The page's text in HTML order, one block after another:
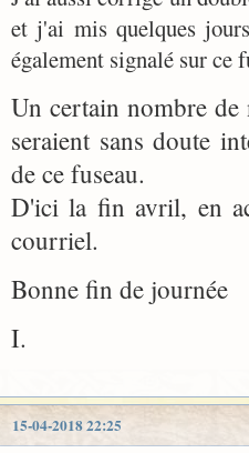
et j'ai mis quelques
également signalé sur ce
Un certain nombre
seraient sans doute
de ce fuseau.
D'ici la fin avril, en
courriel.
Bonne fin de journée
I.
15-04-2018 22:25